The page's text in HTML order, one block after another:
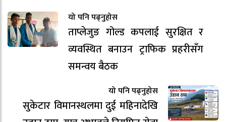
यो पनि पढ्नुहोस
ताप्लेजुङ गोल्ड कपलाई सुरक्षित र
व्यवस्थित बनाउन ट्राफिक प्रहरीसँग
समन्वय बैठक
यो पनि पढ्नुहोस
सुकेटार विमानस्थलमा दुई महिनादेखि